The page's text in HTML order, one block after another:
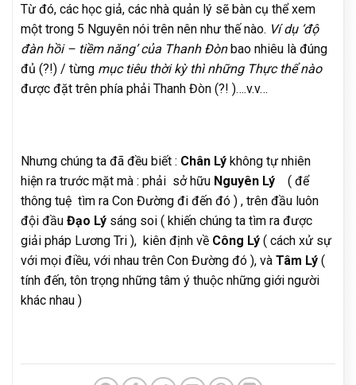
Từ đó, các học giả, các nhà quản lý sẽ bàn cụ thể xem
một trong 5 Nguyên nói trên nên như thế nào. Ví dụ ‘độ
đàn hồi – tiềm năng’ của Thanh Đònbao nhiêu là đúng
đủ (?!) / từng mục tiêu thời kỳ thì những Thực thể nào
được đặt trên phía phải Thanh Đòn (?! )….v.v…
Nhưng chúng ta đã đều biết : Chân Lý không tự nhiên
hiện ra trước mặt mà : phải sở hữu Nguyên Lý ( để
thông tuệ tìm ra Con Đường đi đến đó ) , trên đầu luôn
đội đầu Đạo Lý sáng soi ( khiến chúng ta tìm ra được
giải pháp Lương Tri ), kiên định về Công Lý ( cách xử sự
với mọi điều, với nhau trên Con Đường đó ), và Tâm Lý (
tính đến, tôn trọng những tâm ý thuộc những giới người
khác nhau )